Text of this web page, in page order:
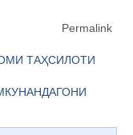
Permalink
ТАҲСИЛОТИ